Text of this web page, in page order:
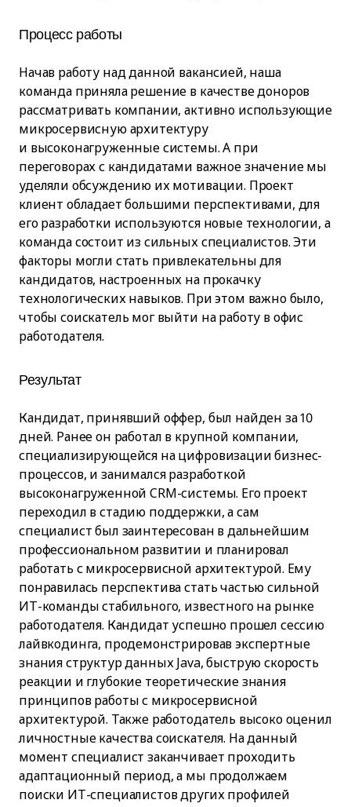
Процесс работы
Начав работу над данной вакансией, наша
команда приняла решение в качестве доноров
рассматривать компании, активно использующие
микросервисную архитектуру
и высоконагруженные системы. А при
переговорах с кандидатами важное значение мы
уделяли обсуждению их мотивации. Проект
клиент обладает большими перспективами, для
его разработки используются новые технологии, а
команда состоит из сильных специалистов. Эти
факторы могли стать привлекательны для
кандидатов, настроенных на прокачку
технологических навыков. При этом важно было,
чтобы соискатель мог выйти на работу в офис
работодателя.
Результат
Кандидат, принявший оффер, был найден за 10
дней. Ранее он работал в крупной компании,
специализирующейся на цифровизации бизнес-
процессов, и занимался разработкой
высоконагруженной CRM-системы. Его проект
переходил в стадию поддержки, а сам
специалист был заинтересован в дальнейшим
профессиональном развитии и планировал
работать с микросервисной архитектурой. Ему
понравилась перспектива стать частью сильной
ИТ-команды стабильного, известного на рынке
работодателя. Кандидат успешно прошел сессию
лайвкодинга, продемонстрировав экспертные
знания структур данных Java, быструю скорость
реакции и глубокие теоретические знания
принципов работы с микросервисной
архитектурой. Также работодатель высоко оценил
личностные качества соискателя. На данный
момент специалист заканчивает проходить
адаптационный период, а мы продолжаем
поиски ИТ-специалистов других профилей